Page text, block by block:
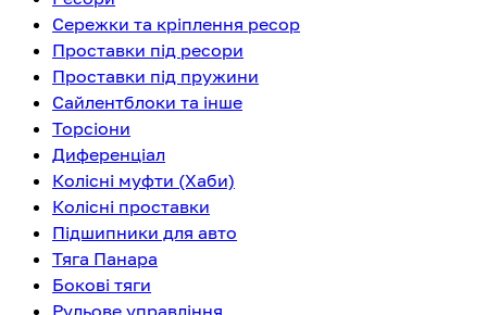
Сережки та кріплення ресор
Проставки під ресори
Проставки під пружини
Сайлентблоки та інше
Торсіони
Диференціал
Колісні муфти (Хаби)
Колісні проставки
Підшипники для авто
Тяга Панара
Бокові тяги
Рульове управління